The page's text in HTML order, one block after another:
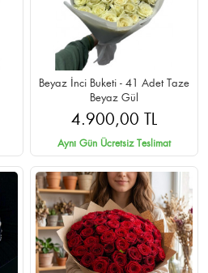
Beyaz İnci Buketi - 41 Adet Taze
Beyaz Gül
4.900,00 TL
Aynı Gün Ücretsiz Teslimat